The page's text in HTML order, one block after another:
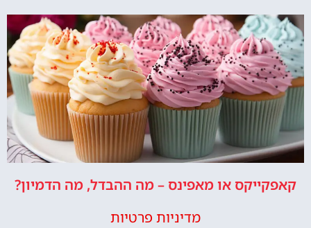
קאפקייקס או מאפינס – מה ההבדל, מה הדמיון?
מדיניות פרטיות